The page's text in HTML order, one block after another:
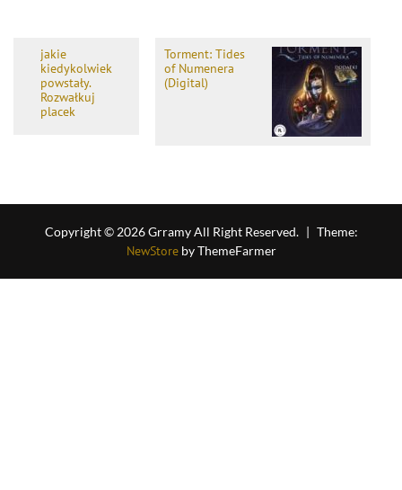
jakie
kiedykolwiek
powstały.
Rozwałkuj
placek
Torment: Tides
of Numenera
(Digital)
Copyright © 2026 Grramy All Right Reserved. | Theme:
NewStoreby ThemeFarmer